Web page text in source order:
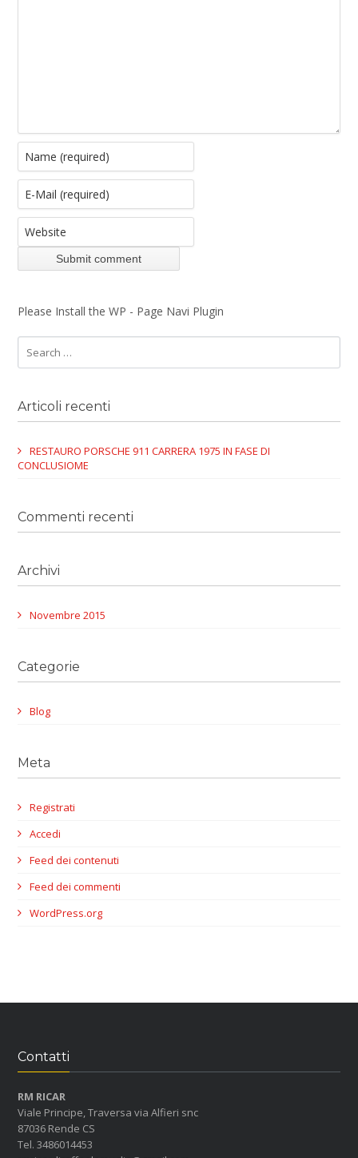
Please Install the WP - Page Navi Plugin
Articoli recenti
RESTAURO PORSCHE 911 CARRERA 1975 IN FASE DI
CONCLUSIOME
Commenti recenti
Archivi
Novembre 2015
Categorie
Blog
Meta
Registrati
Accedi
Feed dei contenuti
Feed dei commenti
WordPress.org
Contatti
RM RICAR
Viale Principe, Traversa via Alfieri snc
87036 Rende CS
Tel. 3486014453